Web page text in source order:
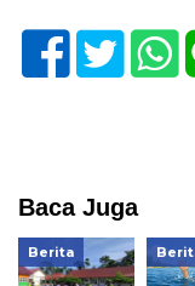
Baca Juga
Berita